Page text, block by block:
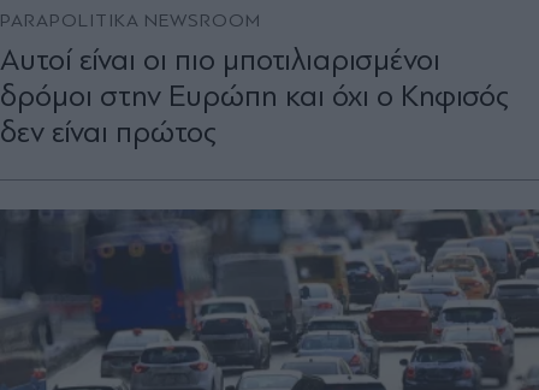
PARAPOLITIKA NEWSROOM
Αυτοί είναι οι πιο μποτιλιαρισμένοι
δρόμοι στην Ευρώπη και όχι ο Κηφισός
δεν είναι πρώτος